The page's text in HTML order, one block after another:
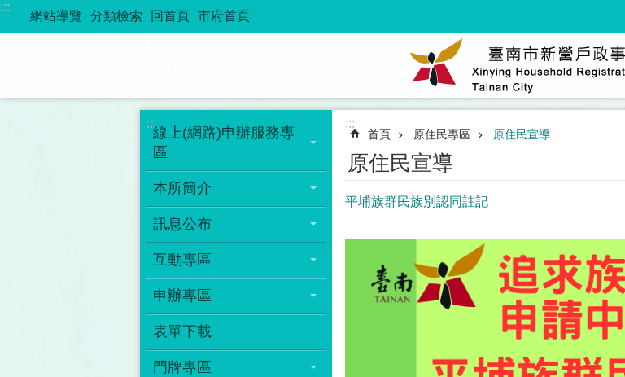
跳到主要內容區塊
:::
網站導覽 分類檢索 回首頁 市府首頁
:::
線上(網路)申辦服務專
區
本所簡介
訊息公布
互動專區
申辦專區
表單下載
門牌專區
:::
首頁 原住民專區 原住民宣導
原住民宣導
平埔族群民族別認同註記